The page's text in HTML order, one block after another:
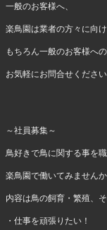
一般のお客様へ、
楽鳥園は業者の方々に向
もちろん一般のお客様へ
お気軽にお問合せください
～社員募集～
鳥好きで鳥に関する事を
楽鳥園で働いてみませんか
内容は鳥の飼育・繁殖、
・仕事を頑張りたい！